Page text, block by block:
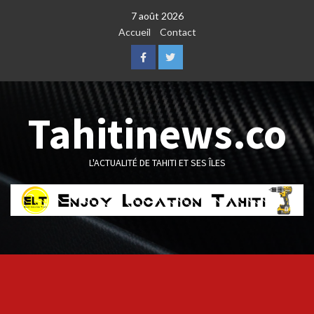
7 août 2026
Accueil
Contact
FacebookTwitter
Tahitinews.co
L'ACTUALITÉ DE TAHITI ET SES ÎLES